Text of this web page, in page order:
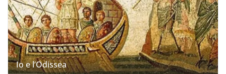
Io e l’Odissea